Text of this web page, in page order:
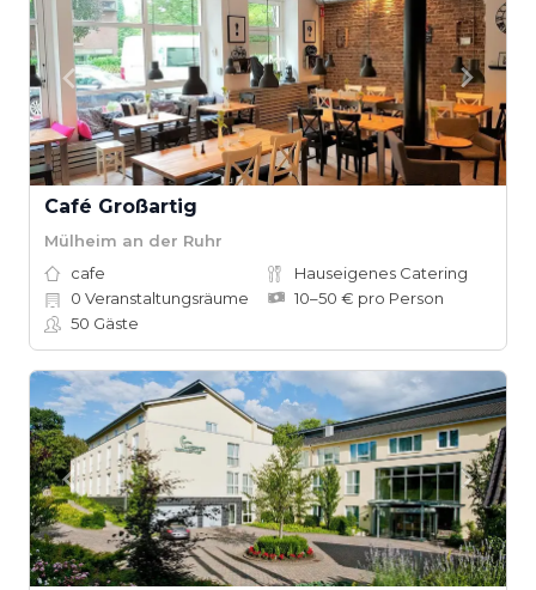
Café Großartig
Mülheim an der Ruhr
cafe
Hauseigenes Catering
0 Veranstaltungsräume
10–50 € pro Person
50 Gäste